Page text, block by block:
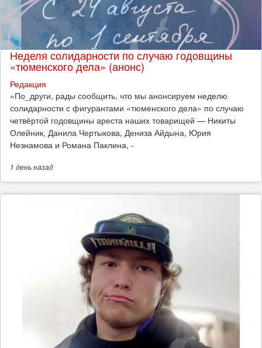
Неделя солидарности по случаю годовщины
«тюменского дела» (анонс)
Редакция
​«По_други, рады сообщить, что мы анонсируем неделю
солидарности с фигурантами «тюменского дела» по случаю
четвёртой годовщины ареста наших товарищей — Никиты
Олейник, Данила Чертыкова, Дениза Айдына, Юрия
Незнамова и Романа Паклина, -
1 деньназад